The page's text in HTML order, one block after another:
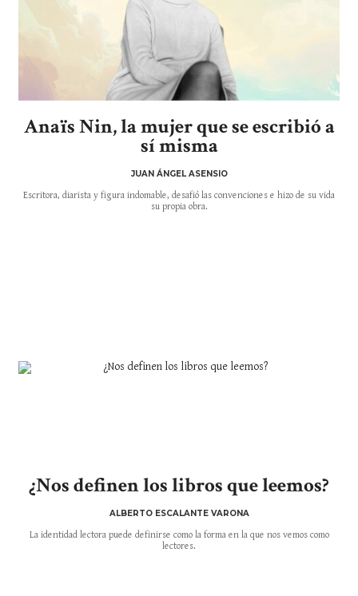
Anaïs Nin, la mujer que se escribió a
sí misma
JUAN ÁNGEL ASENSIO
Escritora, diarista y figura indomable, desafió las convenciones e hizo de su vida
su propia obra.
¿Nos definen los libros que leemos?
ALBERTO ESCALANTE VARONA
La identidad lectora puede definirse como la forma en la que nos vemos como
lectores.